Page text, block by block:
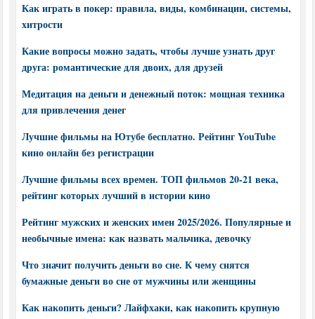
Как играть в покер: правила, виды, комбинации, системы,
хитрости
Какие вопросы можно задать, чтобы лучше узнать друг
друга: романтические для двоих, для друзей
Медитация на деньги и денежный поток: мощная техника
для привлечения денег
Лучшие фильмы на Ютубе бесплатно. Рейтинг YouTube
кино онлайн без регистрации
Лучшие фильмы всех времен. ТОП фильмов 20-21 века,
рейтинг которых лучший в истории кино
Рейтинг мужских и женских имен 2025/2026. Популярные и
необычные имена: как назвать мальчика, девочку
Что значит получить деньги во сне. К чему снятся
бумажные деньги во сне от мужчины или женщины
Как накопить деньги? Лайфхаки, как накопить крупную